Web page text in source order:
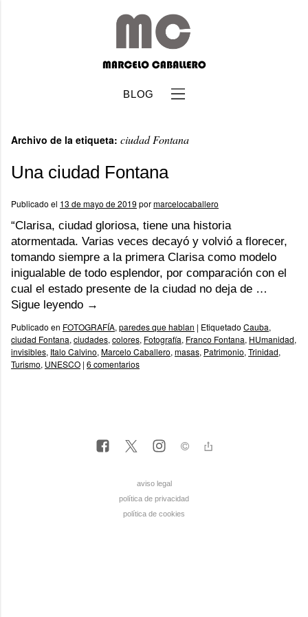
BLOG
Archivo de la etiqueta: ciudad Fontana
Una ciudad Fontana
Publicado el 13 de mayo de 2019 pormarcelocaballero
“Clarisa, ciudad gloriosa, tiene una historia
atormentada. Varias veces decayó y volvió a florecer,
tomando siempre a la primera Clarisa como modelo
inigualable de todo esplendor, por comparación con el
cual el estado presente de la ciudad no deja de …
Sigue leyendo →
Publicado en FOTOGRAFÍA, paredes que hablan | Etiquetado Cauba,
ciudad Fontana, ciudades, colores, Fotografía, Franco Fontana, HUmanidad,
invisibles, Italo Calvino, Marcelo Caballero, masas, Patrimonio, Trinidad,
Turismo, UNESCO | 6 comentarios
aviso legal
política de privacidad
política de cookies